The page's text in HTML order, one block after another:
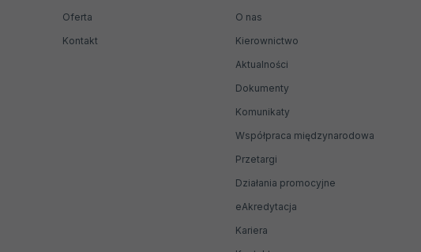
Oferta
Kontakt
O nas
Kierownictwo
Aktualności
Dokumenty
Komunikaty
Współpraca międzynarodowa
Przetargi
Działania promocyjne
eAkredytacja
Kariera